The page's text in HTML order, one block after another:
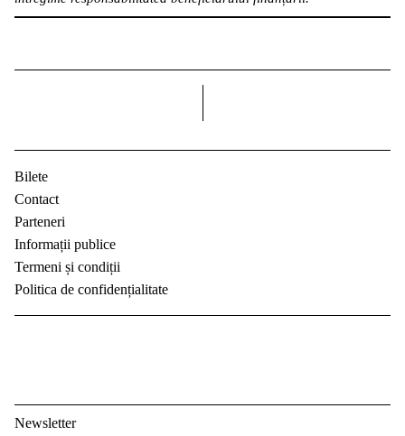
Bilete
Contact
Parteneri
Informații publice
Termeni și condiții
Politica de confidențialitate
Newsletter